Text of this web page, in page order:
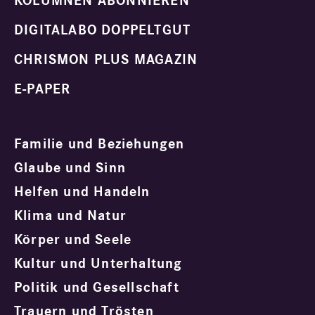
DIGITALABO DOPPELTGUT
CHRISMON PLUS MAGAZIN
E-PAPER
Familie und Beziehungen
Glaube und Sinn
Helfen und Handeln
Klima und Natur
Körper und Seele
Kultur und Unterhaltung
Politik und Gesellschaft
Trauern und Trösten